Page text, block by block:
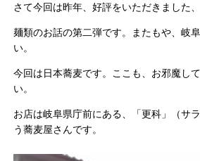
さて今回は昨年、好評をいただきました
麺類のお話の第二弾です。またもや、岐
い。
今回は日本蕎麦です。ここも、お邪魔し
い。
お店は岐阜県庁前にある、「更科」（サ
う蕎麦屋さんです。